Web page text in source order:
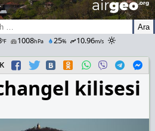
airGEO.oRg
ºF 1008hPa 25% 10.96m/s
kilisesi